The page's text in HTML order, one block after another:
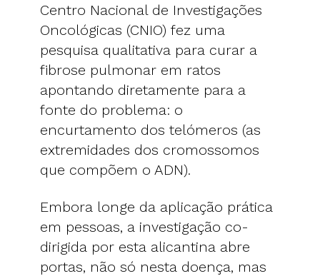
Centro Nacional de Investigações
Oncológicas (CNIO) fez uma
pesquisa qualitativa para curar a
fibrose pulmonar em ratos
apontando diretamente para a
fonte do problema: o
encurtamento dos telómeros (as
extremidades dos cromossomos
que compõem o ADN).
Embora longe da aplicação prática
em pessoas, a investigação co-
dirigida por esta alicantina abre
portas, não só nesta doença, mas